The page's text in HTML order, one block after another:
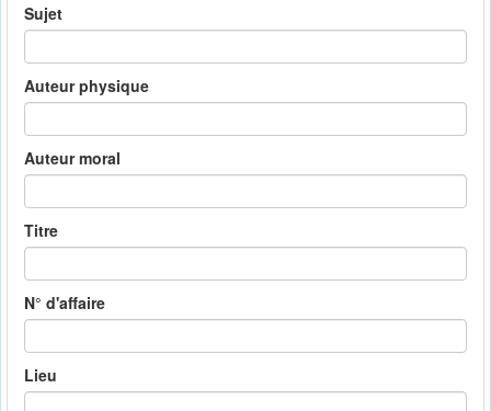
Sujet
Auteur physique
Auteur moral
Titre
N° d'affaire
Lieu